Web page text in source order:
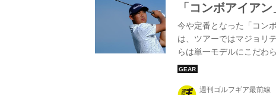
「コンボアイア
今や定番となった「コン
は、ツアーではマジョリ
らは単一モデルにこだわ
のセッティングと彼の“ア
週刊ゴルフギア最前線